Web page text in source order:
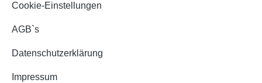
Cookie-Einstellungen
AGB`s
Datenschutzerklärung
Impressum